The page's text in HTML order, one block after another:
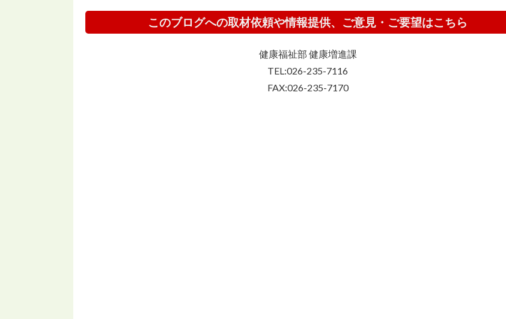
このブログへの取材依頼や情報提供、ご意見・ご要望はこちら
健康福祉部 健康増進課
TEL:026-235-7116
FAX:026-235-7170